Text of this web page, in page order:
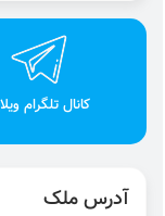
کانال تلگرام
آدرس ملک